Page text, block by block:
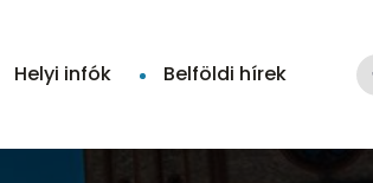
Helyi infók Belföldi hírek